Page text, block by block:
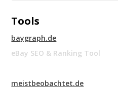
Tools
baygraph.de
eBay SEO & Ranking Tool
meistbeobachtet.de